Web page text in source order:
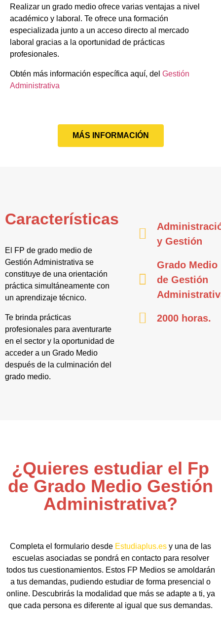
Realizar un grado medio ofrece varias ventajas a nivel
académico y laboral. Te ofrece una formación
especializada junto a un acceso directo al mercado
laboral gracias a la oportunidad de prácticas
profesionales.
Obtén más información específica aquí, del Gestión
Administrativa
MÁS INFORMACIÓN
Características
El FP de grado medio de
Gestión Administrativa se
constituye de una orientación
práctica simultáneamente con
un aprendizaje técnico.
Te brinda prácticas
profesionales para aventurarte
en el sector y la oportunidad de
acceder a un Grado Medio
después de la culminación del
grado medio.
y Gestión
Grado Medio
de Gestión
2000 horas.
¿Quieres estudiar el Fp
de Grado Medio Gestión
Administrativa?
Completa el formulario desde Estudiaplus.es y una de las
escuelas asociadas se pondrá en contacto para resolver
todos tus cuestionamientos. Estos FP Medios se amoldarán
a tus demandas, pudiendo estudiar de forma presencial o
online. Descubrirás la modalidad que más se adapte a ti, ya
que cada persona es diferente al igual que sus demandas.